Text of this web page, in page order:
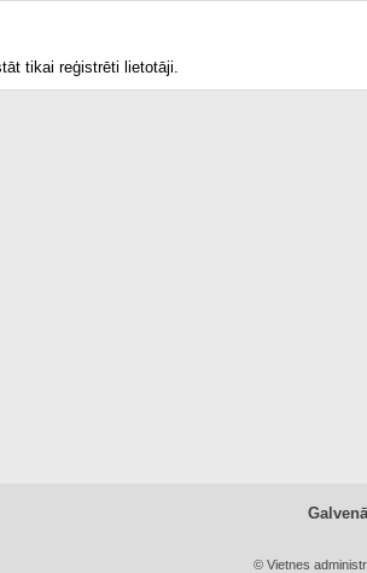
tikai reģistrēti lietotāji.
© Vietnes